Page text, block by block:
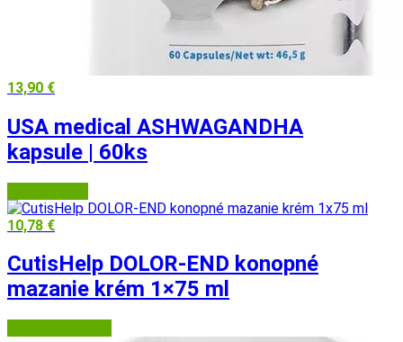
13,90 €
USA medical ASHWAGANDHA
kapsule | 60ks
10,78 €
CutisHelp DOLOR-END konopné
mazanie krém 1×75 ml